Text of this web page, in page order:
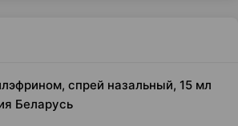
спрей назальный, 15 мл
Беларусь